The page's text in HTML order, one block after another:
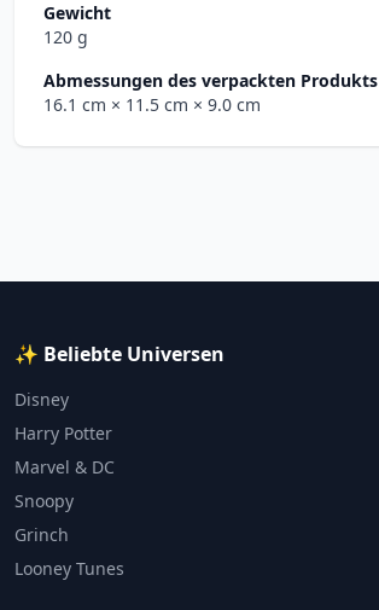
Gewicht
120 g
Abmessungen des verpackten Produkts
16.1 cm × 11.5 cm × 9.0 cm
✨ Beliebte Universen
Disney
Harry Potter
Marvel & DC
Snoopy
Grinch
Looney Tunes